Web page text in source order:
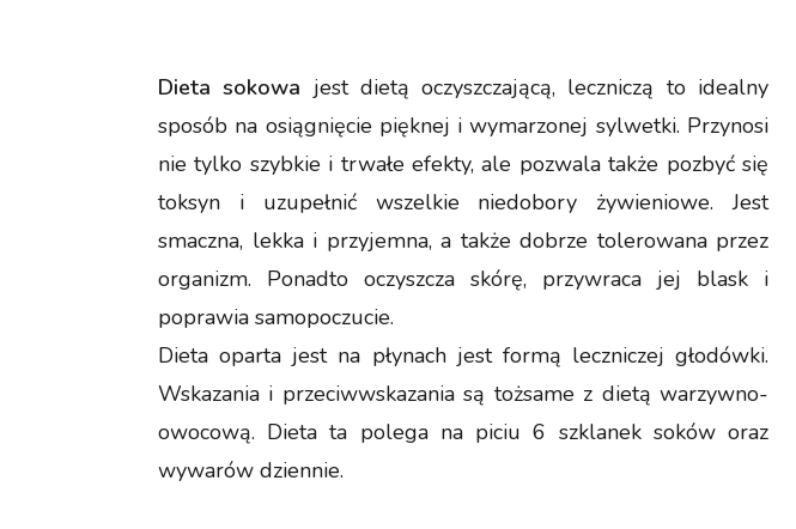
Dieta sokowa jest dietą oczyszczającą, leczniczą to idealny
sposób na osiągnięcie pięknej i wymarzonej sylwetki. Przynosi
nie tylko szybkie i trwałe efekty, ale pozwala także pozbyć się
toksyn i uzupełnić wszelkie niedobory żywieniowe. Jest
smaczna, lekka i przyjemna, a także dobrze tolerowana przez
organizm. Ponadto oczyszcza skórę, przywraca jej blask i
poprawia samopoczucie.
Dieta oparta jest na płynach jest formą leczniczej głodówki.
Wskazania i przeciwwskazania są tożsame z dietą warzywno-
owocową. Dieta ta polega na piciu 6 szklanek soków oraz
wywarów dziennie.